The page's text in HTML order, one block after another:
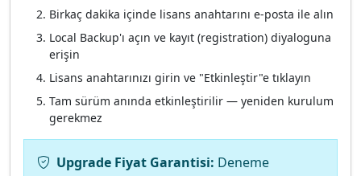
Birkaç dakika içinde lisans anahtarını e-posta ile alın
Local Backup'ı açın ve kayıt (registration) diyaloguna
erişin
Lisans anahtarınızı girin ve "Etkinleştir"e tıklayın
Tam sürüm anında etkinleştirilir — yeniden kurulum
gerekmez
Upgrade Fiyat Garantisi: Deneme